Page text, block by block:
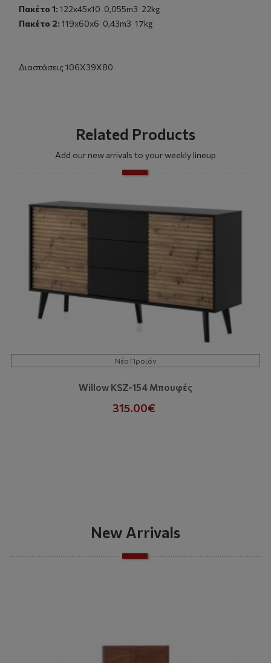
Πακέτο 1: 122x45x10 0,055m3 22kg
Πακέτο 2: 119x60x6 0,43m3 17kg
Διαστάσεις 106Χ39Χ80
Related Products
Add our new arrivals to your weekly lineup
Νέο Προϊόν
Willow KSZ-154 Μπουφές
315.00€
New Arrivals